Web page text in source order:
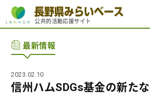
公共的活動応援サイト
最新情報
2023.02.10
信州ハムSDGs基金の新たな